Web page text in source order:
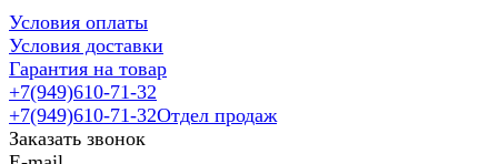
Условия оплаты
Условия доставки
Гарантия на товар
+7(949)610-71-32
+7(949)610-71-32Отдел продаж
Заказать звонок